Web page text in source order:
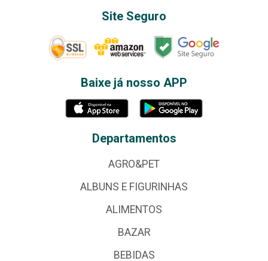
Site Seguro
Baixe já nosso APP
Departamentos
AGRO&PET
ALBUNS E FIGURINHAS
ALIMENTOS
BAZAR
BEBIDAS